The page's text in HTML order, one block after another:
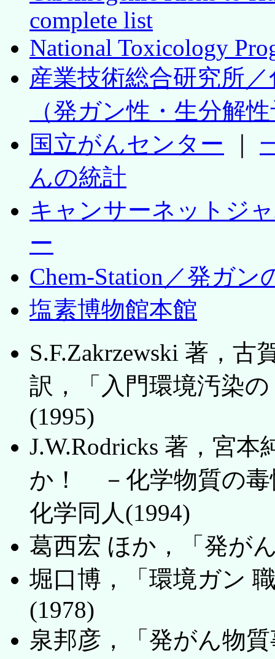
complete list
National Toxicology
産業技術総合研究所
（発ガン性・生分解
国立がんセンター
んの統計
キャンサーネットジ
ー
Chem-Station／発ガン
塩素博物館本館
S.F.Zakrzewski 著，
訳，「入門環境汚染
(1995)
J.W.Rodricks 著，宮
か！ －化学物質の毒
化学同人(1994)
葛西宏 ほか，「発が
堀口博，「環境ガン
(1978)
泉邦彦，「発がん物